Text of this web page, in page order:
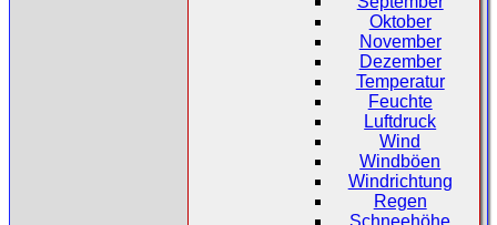
Oktober
November
Dezember
Temperatur
Feuchte
Luftdruck
Wind
Windböen
Windrichtung
Regen
Schneehöhe